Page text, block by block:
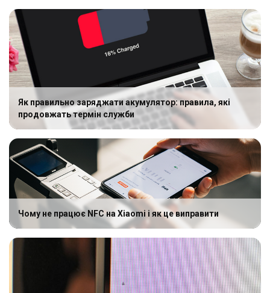
Як правильно заряджати акумулятор: правила, які
продовжать термін служби
Чому не працює NFC на Xiaomi і як це виправити